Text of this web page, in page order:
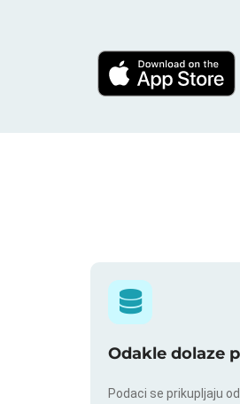
Odakle dolaze
Podaci se prikupljaju